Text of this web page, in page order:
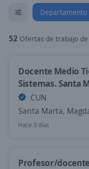
Departamento
52 Ofertas de trabajo de
Docente Medio
Sistemas. Santa
CUN
Santa Marta,
Hace 3 días
Profesor/